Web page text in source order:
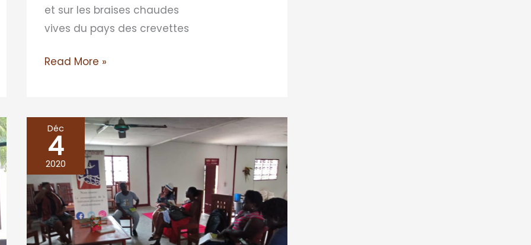
et sur les braises chaudes
vives du pays des crevettes
Read More »
Déc
4
2020
Les
cafés
de
la
CENE
à